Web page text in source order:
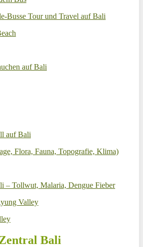
Busse Tour und Travel auf Bali
Flora, Fauna, Topografie, Klima)
– Tollwut, Malaria, Dengue Fieber
Bali